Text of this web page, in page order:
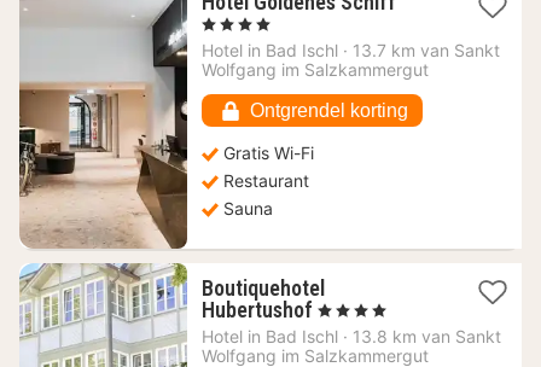
vanaf
225
€
, 4 Sterren
Hotel in Bad Ischl · 13.7 km van Sankt
Wolfgang im Salzkammergut
Ontgrendel korting
Gratis Wi-Fi
Restaurant
Sauna
Boutiquehotel
Hubertushof 1
nacht
vanaf
, 4 Sterren
Hotel in Bad Ischl · 13.8 km van Sankt
Wolfgang im Salzkammergut